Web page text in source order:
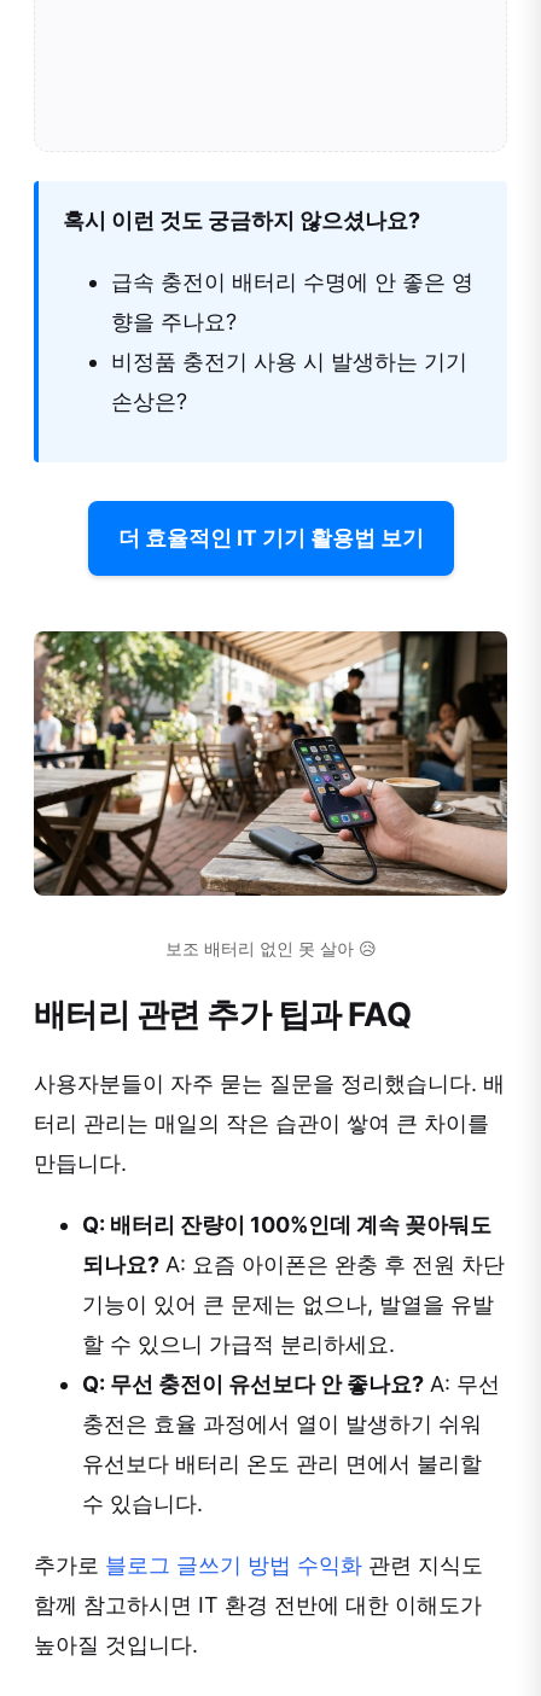
혹시 이런 것도 궁금하지 않으셨나요?
급속 충전이 배터리 수명에 안 좋은 영
향을 주나요?
비정품 충전기 사용 시 발생하는 기기
손상은?
더 효율적인 IT 기기 활용법 보기
보조 배터리 없인 못 살아 😥
배터리 관련 추가 팁과 FAQ
사용자분들이 자주 묻는 질문을 정리했습니다. 배
터리 관리는 매일의 작은 습관이 쌓여 큰 차이를
만듭니다.
Q: 배터리 잔량이 100%인데 계속 꽂아둬도
되나요? A: 요즘 아이폰은 완충 후 전원 차단
기능이 있어 큰 문제는 없으나, 발열을 유발
할 수 있으니 가급적 분리하세요.
Q: 무선 충전이 유선보다 안 좋나요? A: 무선
충전은 효율 과정에서 열이 발생하기 쉬워
유선보다 배터리 온도 관리 면에서 불리할
수 있습니다.
추가로 블로그 글쓰기 방법 수익화 관련 지식도
함께 참고하시면 IT 환경 전반에 대한 이해도가
높아질 것입니다.